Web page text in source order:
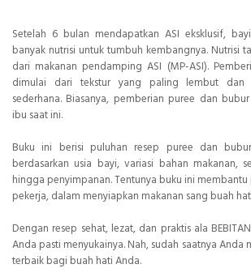
Setelah 6 bulan mendapatkan ASI eksklusif,
banyak nutrisi untuk tumbuh kembangnya. Nutrisi
dari makanan pendamping ASI (MP-ASI).
dimulai dari tekstur yang paling lembut dan
sederhana. Biasanya, pemberian puree dan
ibu saat ini.
Buku ini berisi puluhan resep puree dan
berdasarkan usia bayi, variasi bahan makanan,
hingga penyimpanan. Tentunya buku ini
pekerja, dalam menyiapkan makanan sang buah
Dengan resep sehat, lezat, dan praktis ala
Anda pasti menyukainya. Nah, sudah saatnya
terbaik bagi buah hati Anda.